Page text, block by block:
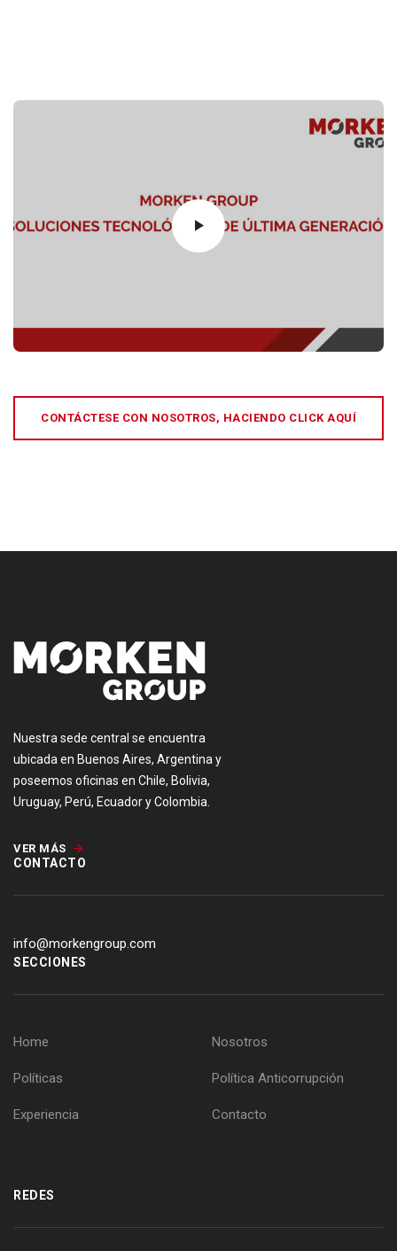
CONTÁCTESE CON NOSOTROS, HACIENDO CLICK AQUÍ
Nuestra sede central se encuentra
ubicada en Buenos Aires, Argentina y
poseemos oficinas en Chile, Bolivia,
Uruguay, Perú, Ecuador y Colombia.
VER MÁS
CONTACTO
info@morkengroup.com
SECCIONES
Home Nosotros
Políticas Política Anticorrupción
Experiencia Contacto
REDES